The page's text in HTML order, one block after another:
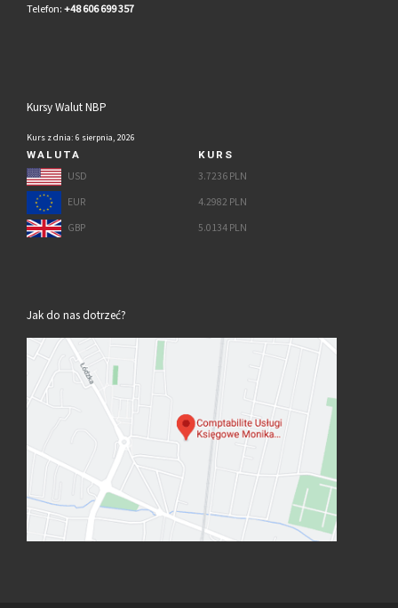
Telefon:+48 606 699 357
Kursy Walut NBP
Kurs z dnia: 6 sierpnia, 2026
WALUTA
KURS
USD
3.7236 PLN
EUR 4.2982 PLN
GBP 5.0134 PLN
Jak do nas dotrzeć?